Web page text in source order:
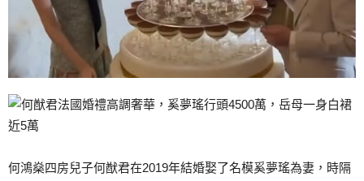
何鴻燊四房兒子何猷君在2019年結婚娶了名模奚夢瑤為妻，時隔